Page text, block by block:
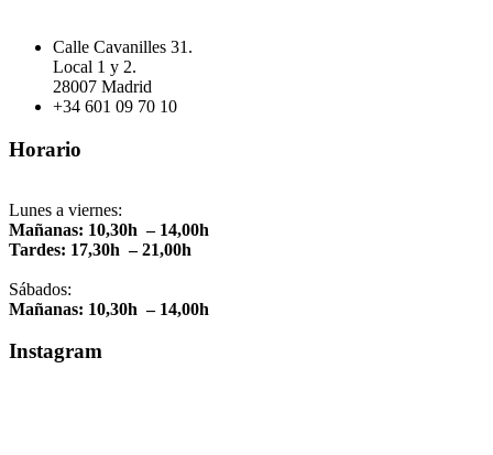
Calle Cavanilles 31.
Local 1 y 2.
28007 Madrid
+34 601 09 70 10
Horario
Lunes a viernes:
Mañanas: 10,30h – 14,00h
Tardes: 17,30h – 21,00h
Sábados:
Mañanas: 10,30h – 14,00h
Instagram